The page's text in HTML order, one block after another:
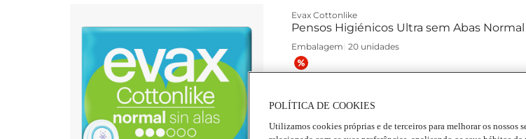
Evax Cottonlike
Pensos Higiénicos Ultra sem Abas Normal
Embalagem 20 unidades
5
valor
Informações gerais
POLÍTICA DE COOKIES
Utilizamos cookies próprias e de terceiros para melhorar os nossos